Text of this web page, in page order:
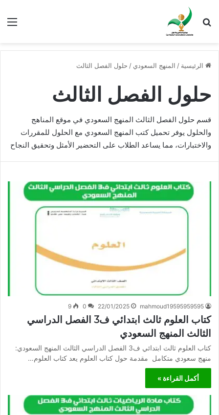
بحث عن
الرئيسية / المنهج السعودي / حلول الفصل الثالث
حلول الفصل الثالث
قسم حلول الفصل الثالث المنهج السعودي في موقع المناهج
والحلول يوفر تحميل كتب المنهج السعودي مع الحلول للمقررات
والاختبارات، مما يساعد الطلاب على التحضير الأمثل وتحقيق النجاح
mahmoud19595959595
22/01/2025
0
9
كتاب العلوم ثالث ابتدائي ف3 الفصل الدراسي
الثالث المنهج السعودي
كتاب العلوم ثالث ابتدائي ف3 الفصل الدراسي الثالث المنهج السعودي:
منهج سعودي متكامل مقدمة حول كتاب العلوم يعد كتاب العلوم…
أكمل القراءة »